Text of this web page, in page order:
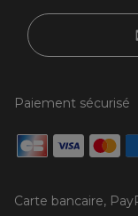
Paiement sécurisé
Carte bancaire,